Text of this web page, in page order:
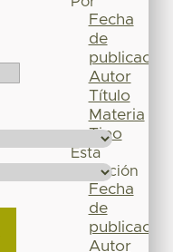
Fecha
de
publicación
Autor
Título
Materia
Tipo
Esta
colección
Fecha
de
publicación
Autor